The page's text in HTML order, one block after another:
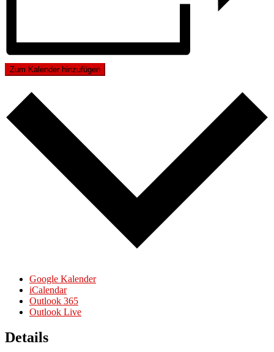
Zum Kalender hinzufügen
Google Kalender
iCalendar
Outlook 365
Outlook Live
Details